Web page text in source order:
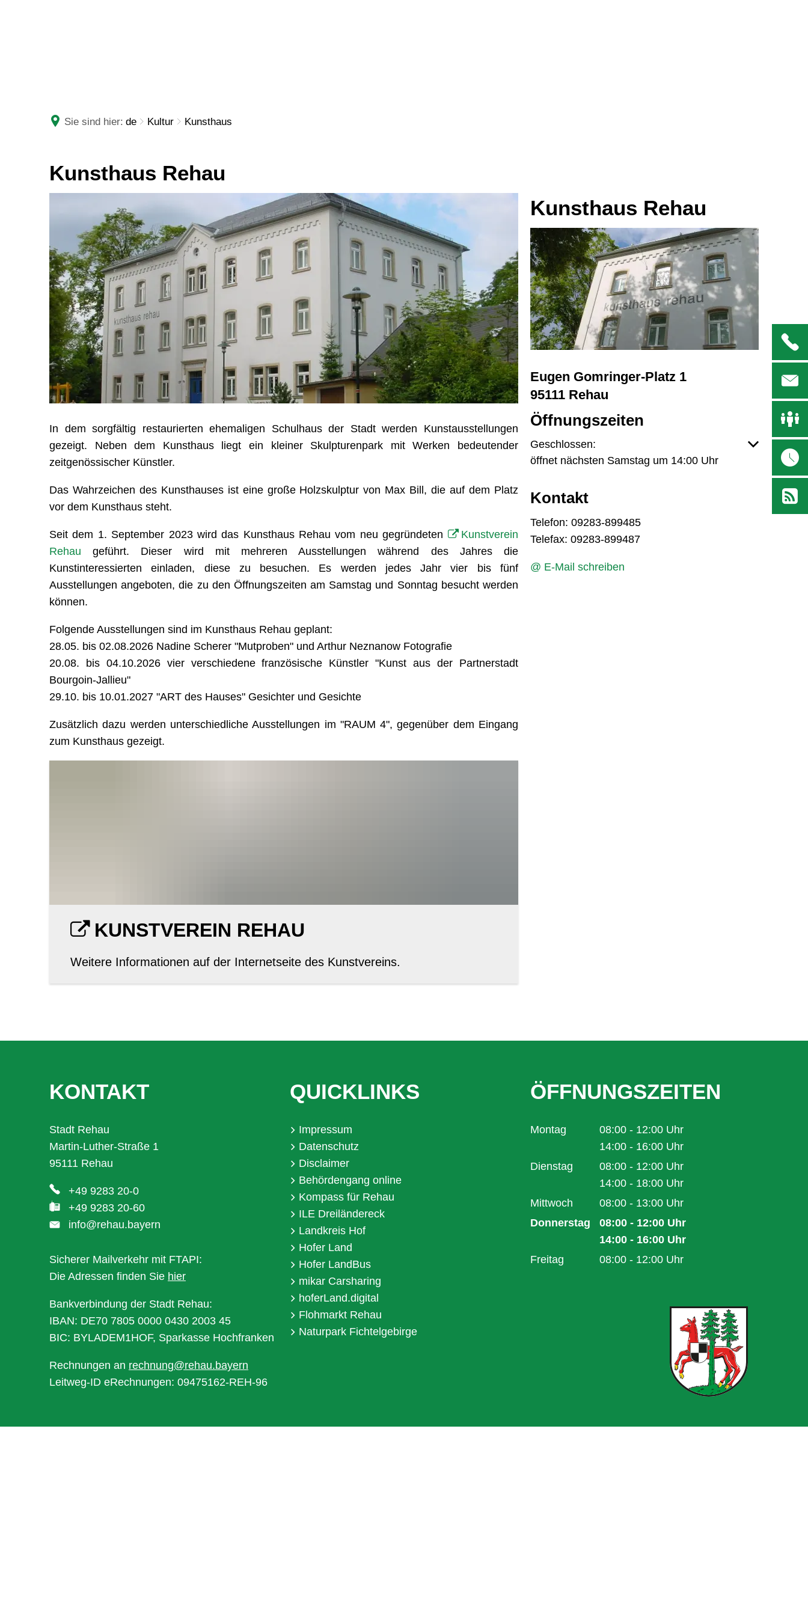
Sie sind hier: de Kultur Kunsthaus
Kunsthaus Rehau
In dem sorgfältig restaurierten ehemaligen Schulhaus der Stadt werden Kunstausstellungen
gezeigt. Neben dem Kunsthaus liegt ein kleiner Skulpturenpark mit Werken bedeutender
zeitgenössischer Künstler.
Das Wahrzeichen des Kunsthauses ist eine große Holzskulptur von Max Bill, die auf dem Platz
vor dem Kunsthaus steht.
Seit dem 1. September 2023 wird das Kunsthaus Rehau vom neu gegründeten
Kunstverein
Rehau geführt. Dieser wird mit mehreren Ausstellungen während des Jahres die
Kunstinteressierten einladen, diese zu besuchen. Es werden jedes Jahr vier bis fünf
Ausstellungen angeboten, die zu den Öffnungszeiten am Samstag und Sonntag besucht werden
können.
Folgende Ausstellungen sind im Kunsthaus Rehau geplant:
28.05. bis 02.08.2026 Nadine Scherer "Mutproben" und Arthur Neznanow Fotografie
20.08. bis 04.10.2026 vier verschiedene französische Künstler "Kunst aus der Partnerstadt
Bourgoin-Jallieu"
29.10. bis 10.01.2027 "ART des Hauses" Gesichter und Gesichte
Zusätzlich dazu werden unterschiedliche Ausstellungen im "RAUM 4", gegenüber dem Eingang
zum Kunsthaus gezeigt.
KUNSTVEREIN REHAU
Weitere Informationen auf der Internetseite des Kunstvereins.
Kunsthaus Rehau
Eugen Gomringer-Platz 1
95111 Rehau
Öffnungszeiten
Klicken, um weitere Öffnungs- oder Schließzeiten
Geschlossen:
öffnet nächsten Samstag um 14:00 Uhr
Kontakt
Telefon: 09283-899485
Telefax: 09283-899487
@ E-Mail schreiben
KONTAKT
Stadt Rehau
Martin-Luther-Straße 1
95111 Rehau
+49 9283 20-0
+49 9283 20-60
info@rehau.bayern
Sicherer Mailverkehr mit FTAPI:
Die Adressen finden Sie hier
Bankverbindung der Stadt Rehau:
IBAN: DE70 7805 0000 0430 2003 45
BIC: BYLADEM1HOF, Sparkasse Hochfranken
Rechnungen an rechnung@rehau.bayern
Leitweg-ID eRechnungen: 09475162-REH-96
QUICKLINKS
Impressum
Datenschutz
Disclaimer
Behördengang online
Kompass für Rehau
ILE Dreiländereck
Landkreis Hof
Hofer Land
Hofer LandBus
mikar Carsharing
hoferLand.digital
Flohmarkt Rehau
Naturpark Fichtelgebirge
ÖFFNUNGSZEITEN
Montag 08:00 - 12:00 Uhr
Von 08:00 bis 12:00 Uhr
14:00 - 16:00 Uhr
Von 14:00 bis 16:00 Uhr
Dienstag 08:00 - 12:00 Uhr
Von 08:00 bis 12:00 Uhr
14:00 - 18:00 Uhr
Von 14:00 bis 18:00 Uhr
Mittwoch 08:00 - 13:00 Uhr
Von 08:00 bis 13:00 Uhr
Donnerstag 08:00 - 12:00 Uhr
Von 08:00 bis 12:00 Uhr
14:00 - 16:00 Uhr
Von 14:00 bis 16:00 Uhr
Freitag 08:00 - 12:00 Uhr